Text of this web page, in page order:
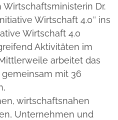
Wirtschaftsministerin Dr.
Wirtschaft 4.0″ ins
Wirtschaft 4.0
Aktivitäten im
arbeitet das
mit 36
wirtschaftsnahen
Unternehmen und